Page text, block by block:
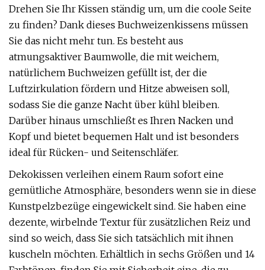
Drehen Sie Ihr Kissen ständig um, um die coole Seite
zu finden? Dank dieses Buchweizenkissens müssen
Sie das nicht mehr tun. Es besteht aus
atmungsaktiver Baumwolle, die mit weichem,
natürlichem Buchweizen gefüllt ist, der die
Luftzirkulation fördern und Hitze abweisen soll,
sodass Sie die ganze Nacht über kühl bleiben.
Darüber hinaus umschließt es Ihren Nacken und
Kopf und bietet bequemen Halt und ist besonders
ideal für Rücken- und Seitenschläfer.
Dekokissen verleihen einem Raum sofort eine
gemütliche Atmosphäre, besonders wenn sie in diese
Kunstpelzbezüge eingewickelt sind. Sie haben eine
dezente, wirbelnde Textur für zusätzlichen Reiz und
sind so weich, dass Sie sich tatsächlich mit ihnen
kuscheln möchten. Erhältlich in sechs Größen und 14